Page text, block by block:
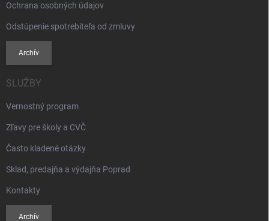
Ochrana osobných údajov
Odstúpenie spotrebiteľa od zmluvy
Archív
SLUŽBY
Vernostný program
Zľavy pre školy a CVČ
Často kladené otázky
Sklad, predajňa a výdajňa Poprad
Kontakty
Archív